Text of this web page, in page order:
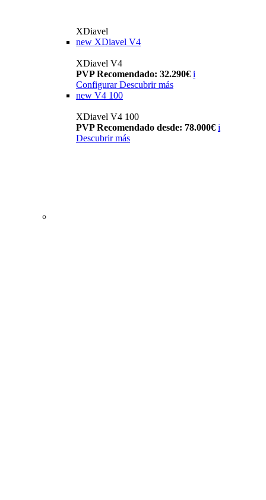
XDiavel
new XDiavel V4
XDiavel V4
PVP Recomendado: 32.290€ i
Configurar Descubrir más
new V4 100
XDiavel V4 100
PVP Recomendado desde: 78.000€ i
Descubrir más